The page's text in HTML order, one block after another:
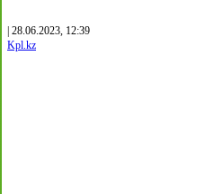
| 28.06.2023, 12:39
Kpl.kz